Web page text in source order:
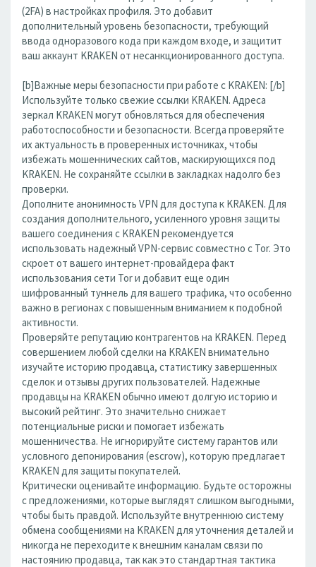
(2FA) в настройках профиля. Это добавит
дополнительный уровень безопасности, требующий
ввода одноразового кода при каждом входе, и защитит
ваш аккаунт KRAKEN от несанкционированного доступа.
[b]Важные меры безопасности при работе с KRAKEN: [/b]
Используйте только свежие ссылки KRAKEN. Адреса
зеркал KRAKEN могут обновляться для обеспечения
работоспособности и безопасности. Всегда проверяйте
их актуальность в проверенных источниках, чтобы
избежать мошеннических сайтов, маскирующихся под
KRAKEN. Не сохраняйте ссылки в закладках надолго без
проверки.
Дополните анонимность VPN для доступа к KRAKEN. Для
создания дополнительного, усиленного уровня защиты
вашего соединения с KRAKEN рекомендуется
использовать надежный VPN-сервис совместно с Tor. Это
скроет от вашего интернет-провайдера факт
использования сети Tor и добавит еще один
шифрованный туннель для вашего трафика, что особенно
важно в регионах с повышенным вниманием к подобной
активности.
Проверяйте репутацию контрагентов на KRAKEN. Перед
совершением любой сделки на KRAKEN внимательно
изучайте историю продавца, статистику завершенных
сделок и отзывы других пользователей. Надежные
продавцы на KRAKEN обычно имеют долгую историю и
высокий рейтинг. Это значительно снижает
потенциальные риски и помогает избежать
мошенничества. Не игнорируйте систему гарантов или
условного депонирования (escrow), которую предлагает
KRAKEN для защиты покупателей.
Критически оценивайте информацию. Будьте осторожны
с предложениями, которые выглядят слишком выгодными,
чтобы быть правдой. Используйте внутреннюю систему
обмена сообщениями на KRAKEN для уточнения деталей и
никогда не переходите к внешним каналам связи по
настоянию продавца, так как это стандартная тактика